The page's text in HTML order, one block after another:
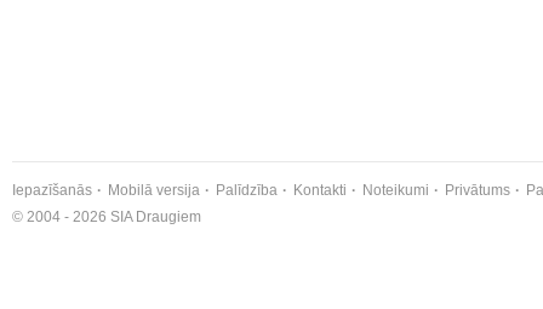
Iepazīšanās Mobilā versija Palīdzība Kontakti Noteikumi Privātums
© 2004 - 2026 SIA Draugiem